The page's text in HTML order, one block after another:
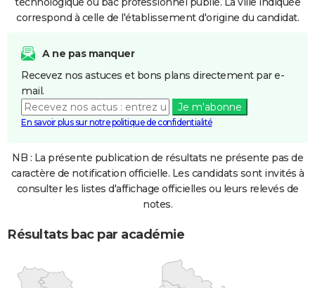
correspond à celle de l'établissement d'origine du candidat.
A ne pas manquer
Recevez nos astuces et bons plans directement par e-
mail.
Je m'abonne
En savoir plus sur notre politique de confidentialité
NB : La présente publication de résultats ne présente pas de
caractère de notification officielle. Les candidats sont invités à
consulter les listes d'affichage officielles ou leurs relevés de
notes.
Résultats bac par académie